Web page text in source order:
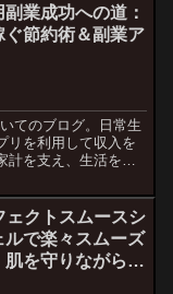
副業成功への道：
ぐ節約術＆副業ア
てのブログ。日常生
リを利用して収入を
を支え、生活を豊
ェクトスムースシ
ルで楽々スムーズ
を守りながらカ